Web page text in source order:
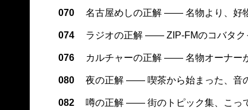
070 名古屋めしの正解 —— 名物より、好
074 ラジオの正解 —— ZIP-FMのコバタク
076 カルチャーの正解 —— 名物オーナー
080 夜の正解 —— 喫茶から始まった、音
082 噂の正解 —— 街のトピック集、こっ